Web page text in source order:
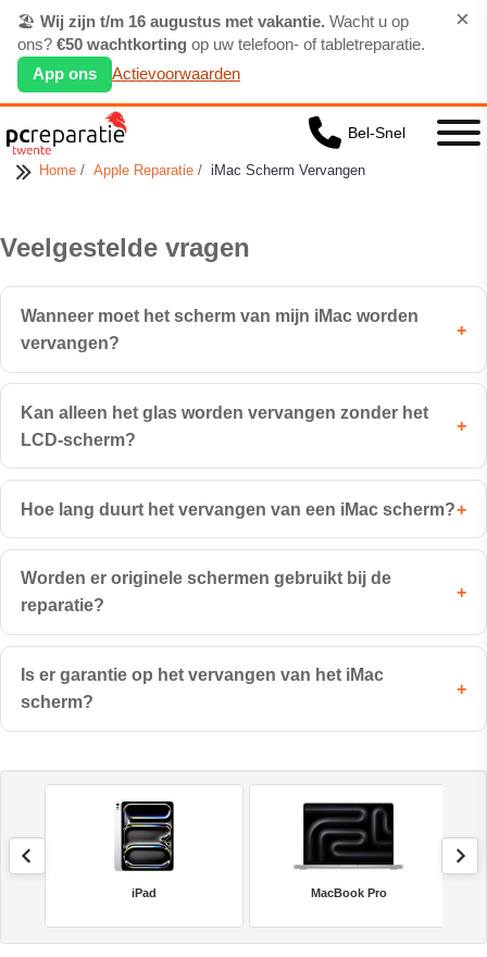
🏖️ Wij zijn t/m 16 augustus met vakantie. Wacht u op
ons? €50 wachtkorting op uw telefoon- of tabletreparatie.
App ons
Actievoorwaarden
×
Bel-Snel
Home / Apple Reparatie / iMac Scherm Vervangen
Veelgestelde vragen
Wanneer moet het scherm van mijn iMac worden
vervangen?
+
Kan alleen het glas worden vervangen zonder het
LCD-scherm?
+
Hoe lang duurt het vervangen van een iMac scherm?+
Worden er originele schermen gebruikt bij de
reparatie?
+
Is er garantie op het vervangen van het iMac
scherm?
+
iPad MacBook Pro